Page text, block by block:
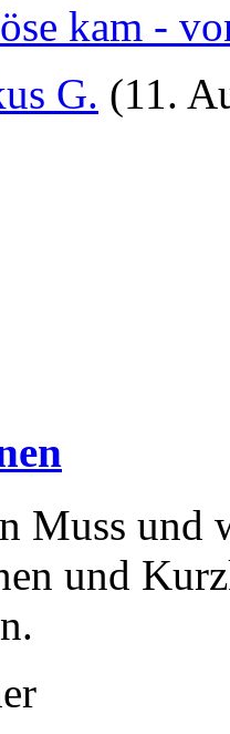
kam -
G. (11.
Muss und
und